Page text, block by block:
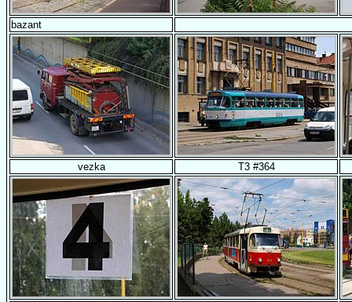
bazant
vezka T3 #364